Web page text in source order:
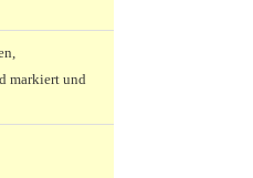
markiert und